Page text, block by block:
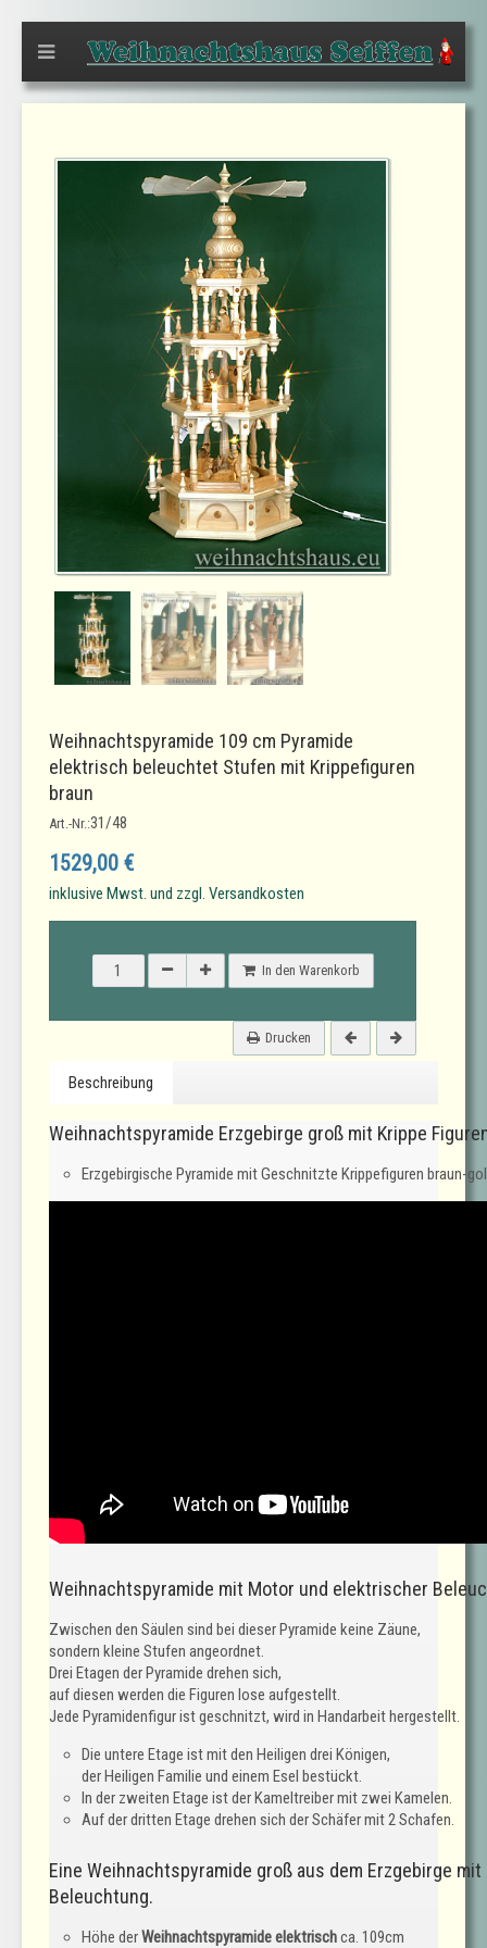
Weihnachtspyramide 109 cm Pyramide
elektrisch beleuchtet Stufen mit Krippefiguren
braun
Art.-Nr.:31/48
1529,00 €
inklusive Mwst. und zzgl. Versandkosten
In den Warenkorb
Drucken
Beschreibung
Weihnachtspyramide Erzgebirge groß mit Krippe
Erzgebirgische Pyramide mit Geschnitzte Krippefiguren braun-
Weihnachtspyramide mit Motor und elektrischer
Zwischen den Säulen sind bei dieser Pyramide keine Zäune,
sondern kleine Stufen angeordnet.
Drei Etagen der Pyramide drehen sich,
auf diesen werden die Figuren lose aufgestellt.
Jede Pyramidenfigur ist geschnitzt, wird in Handarbeit hergestellt.
Die untere Etage ist mit den Heiligen drei Königen,
der Heiligen Familie und einem Esel bestückt.
In der zweiten Etage ist der Kameltreiber mit zwei Kamelen.
Auf der dritten Etage drehen sich der Schäfer mit 2 Schafen.
Eine Weihnachtspyramide groß aus dem Erzgebirge
Beleuchtung.
Höhe derWeihnachtspyramide elektrischca. 109cm